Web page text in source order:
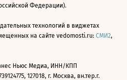
Федерации).
технологий в виджетах
на сайте vedomosti.ru: СМИ2,
Ньюс Медиа, ИНН/КПП
127018, г. Москва, вн.тер.г.